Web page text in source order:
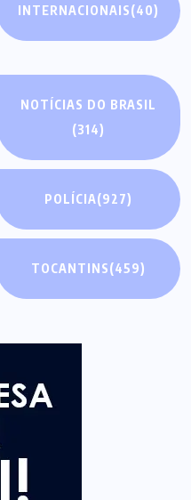
INTERNACIONAIS(40)
NOTÍCIAS DO BRASIL
(314)
POLÍCIA(927)
TOCANTINS(459)